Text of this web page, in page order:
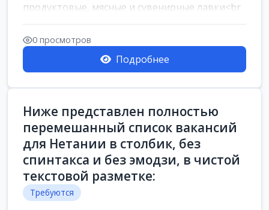
продуктовые, мясные и сувенирные лавки<br
/>
Разнорабочий на сборку м...
0 просмотров
Подробнее
Ниже представлен полностью
перемешанный список вакансий
для Нетании в столбик, без
спинтакса и без эмодзи, в чистой
текстовой разметке:
Требуются